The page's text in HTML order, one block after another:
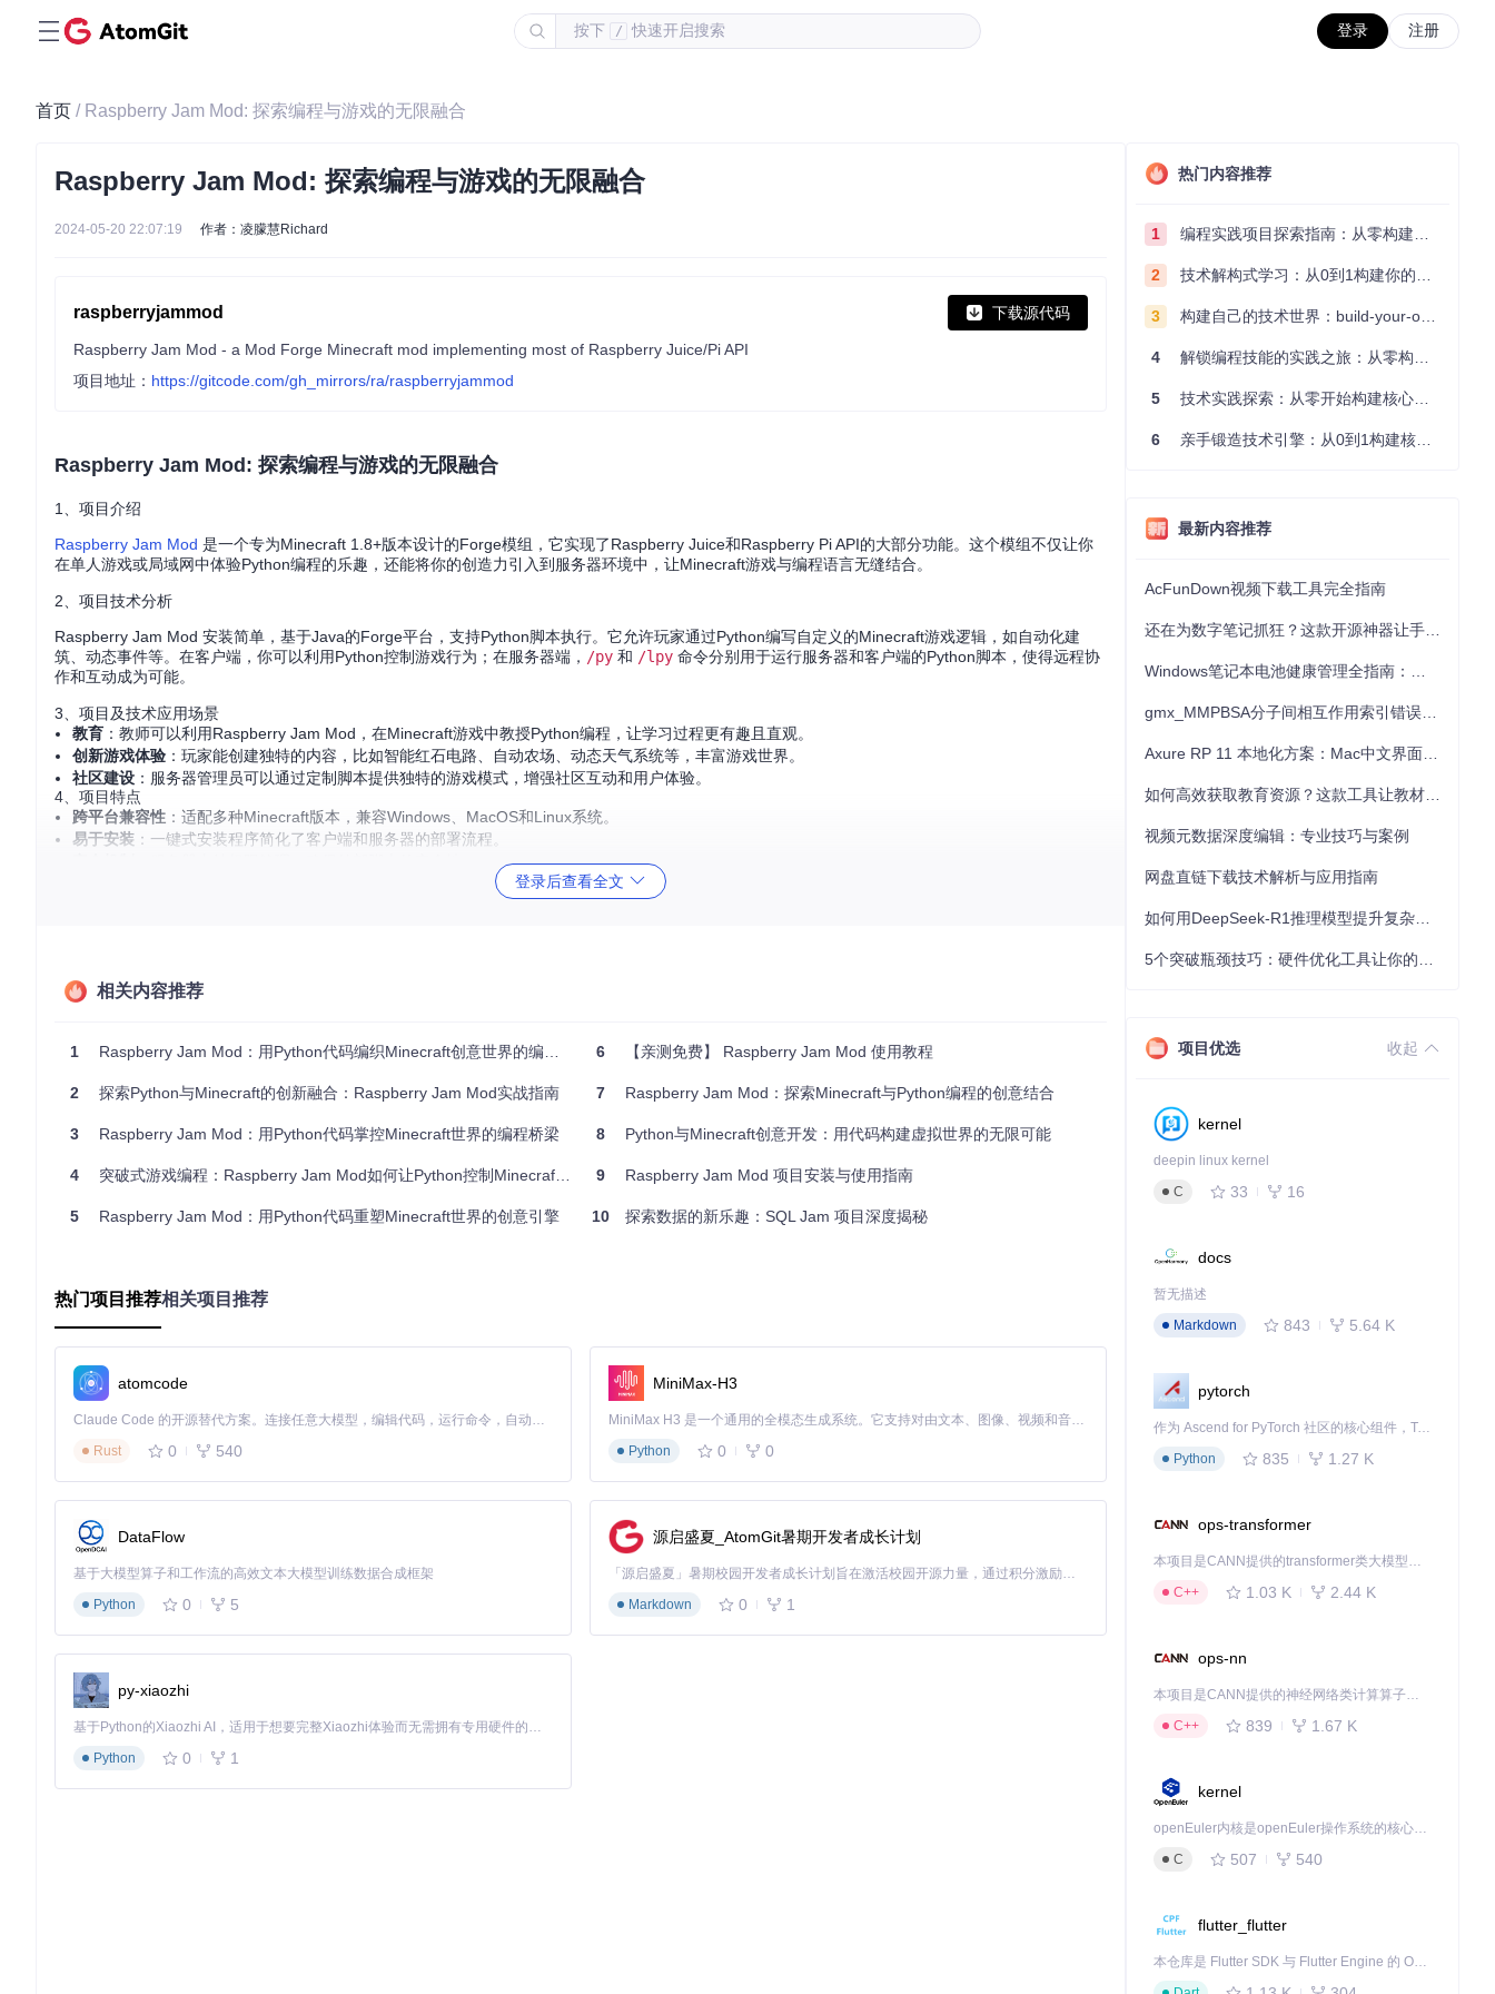
按下 / 快速开启搜索 登录 注册
首页 / Raspberry Jam Mod: 探索编程与游戏的无限融合
Raspberry Jam Mod: 探索编程与游戏的无限融合
2024-05-20 22:07:19 作者：凌朦慧Richard
raspberryjammod 下载源代码
Raspberry Jam Mod - a Mod Forge Minecraft mod implementing most of Raspberry Juice/Pi API
项目地址： https://gitcode.com/gh_mirrors/ra/raspberryjammod
Raspberry Jam Mod: 探索编程与游戏的无限融合
1、项目介绍
Raspberry Jam Mod 是一个专为Minecraft 1.8+版本设计的Forge模组，它实现了Raspberry Juice和Raspberry Pi API的大部分功能。这个模组不仅让你
在单人游戏或局域网中体验Python编程的乐趣，还能将你的创造力引入到服务器环境中，让Minecraft游戏与编程语言无缝结合。
2、项目技术分析
Raspberry Jam Mod 安装简单，基于Java的Forge平台，支持Python脚本执行。它允许玩家通过Python编写自定义的Minecraft游戏逻辑，如自动化建
筑、动态事件等。在客户端，你可以利用Python控制游戏行为；在服务器端， /py 和 /lpy 命令分别用于运行服务器和客户端的Python脚本，使得远程协
作和互动成为可能。
3、项目及技术应用场景
教育 ：教师可以利用Raspberry Jam Mod，在Minecraft游戏中教授Python编程，让学习过程更有趣且直观。
创新游戏体验 ：玩家能创建独特的内容，比如智能红石电路、自动农场、动态天气系统等，丰富游戏世界。
社区建设 ：服务器管理员可以通过定制脚本提供独特的游戏模式，增强社区互动和用户体验。
4、项目特点
跨平台兼容性 ：适配多种Minecraft版本，兼容Windows、MacOS和Linux系统。
易于安装 ：一键式安装程序简化了客户端和服务器的部署流程。
：提供了丰富的Minecraft游戏元素操作接口，便于扩展和实现复杂功能。
Raspberry Jam Mod - a Mod Forge Minecraft mod implementing most of Raspberry Juice/Pi API
项目地址：https://gitcode.com/gh_mirrors/ra/raspberryjammod
登录后查看全文
相关内容推荐
1 Raspberry Jam Mod：用Python代码编织Minecraft创意世界的编程冒险
2 探索Python与Minecraft的创新融合：Raspberry Jam Mod实战指南
3 Raspberry Jam Mod：用Python代码掌控Minecraft世界的编程桥梁
4 突破式游戏编程：Raspberry Jam Mod如何让Python控制Minecraft世界
5 Raspberry Jam Mod：用Python代码重塑Minecraft世界的创意引擎
6 【亲测免费】 Raspberry Jam Mod 使用教程
7 Raspberry Jam Mod：探索Minecraft与Python编程的创意结合
8 Python与Minecraft创意开发：用代码构建虚拟世界的无限可能
9 Raspberry Jam Mod 项目安装与使用指南
10 探索数据的新乐趣：SQL Jam 项目深度揭秘
热门项目推荐相关项目推荐
atomcode
Claude Code 的开源替代方案。连接任意大模型，编辑代码，运行命令，自动验证 — 全自动执行。用 Rust 构建，极致性能。 ｜ An open-source alternative to Claude Code. Connect any LLM, edit code, run commands, and verify changes — autonomously. Built in Rust for speed. Get Started
Rust
0 540
MiniMax-H3
MiniMax H3 是一个通用的全模态生成系统。它支持对由文本、图像、视频和音频组成的多模态上下文进行统一理解，并能生成分辨率高达 2K、时长可达 15 秒的带原生立体声音频的视频。得益于面向任务泛化的系统设计，H3 在预训练阶段就已具备广泛的多模态上下文理解与生成能力，能够出色地执行复杂的多模态指令。
Python
0 0
DataFlow
基于大模型算子和工作流的高效文本大模型训练数据合成框架
Python
0 5
源启盛夏_AtomGit暑期开发者成长计划
「源启盛夏」暑期校园开发者成长计划旨在激活校园开源力量，通过积分激励、认证扶持、资源倾斜等形式，引导高校组织和开发者完成「入驻 — 建项目 — 做贡献 — 获认证 — 得资源」的完整闭环。无论你是想带领社团入驻平台的组织者，还是希望用代码贡献证明自己的开发者，都能在这里找到属于你的成长路径。
Markdown
0 1
py-xiaozhi
基于Python的Xiaozhi AI，适用于想要完整Xiaozhi体验而无需拥有专用硬件的用户。
Python
0 1
热门内容推荐
1 编程实践项目探索指南：从零构建技术能力体系
2 技术解构式学习：从0到1构建你的编程知识体系
3 构建自己的技术世界：build-your-own-x项目的实践探索指南
4 解锁编程技能的实践之旅：从零构建你的技术世界
5 技术实践探索：从零开始构建核心系统的实践指南
6 亲手锻造技术引擎：从0到1构建核心系统的实践指南
最新内容推荐
AcFunDown视频下载工具完全指南
视频元数据深度编辑：专业技巧与案例
网盘直链下载技术解析与应用指南
项目优选 收起
kernel
deepin linux kernel
C
33 16
docs
暂无描述
Markdown
843 5.64 K
pytorch
作为 Ascend for PyTorch 社区的核心组件，TorchNPU 是昇腾专为 PyTorch 打造的深度学习适配插件，使 PyTorch 框架能够直接调用昇腾 NPU，为开发者提供昇腾 AI 处理器的超强算力。
Python
835 1.27 K
ops-transformer
本项目是CANN提供的transformer类大模型算子库，实现网络在NPU上加速计算。
C++
1.03 K 2.44 K
ops-nn
本项目是CANN提供的神经网络类计算算子库，实现网络在NPU上加速计算。
C++
839 1.67 K
kernel
openEuler内核是openEuler操作系统的核心，既是系统性能与稳定性的基石，也是连接处理器、设备与服务的桥梁。
C
507 540
flutter_flutter
本仓库是 Flutter SDK 与 Flutter Engine 的 OpenHarmony 适配版本，由 CPF-Flutter 团队维护。开发者可使用熟悉的 Flutter 技术栈开发 OpenHarmony 应用，3.35.7 及以后的适配版本可基于本仓库源码构建支持 OpenHarmony 的 Flutter Engine。